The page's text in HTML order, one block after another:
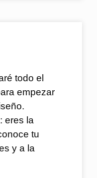
todo el
empezar
eres la
tu
y a la